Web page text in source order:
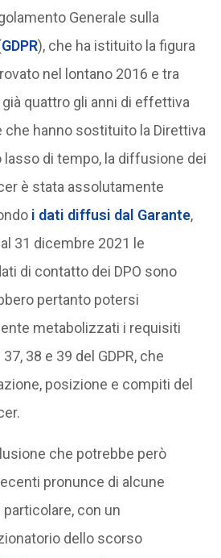
Generale sulla
GDPR), che ha istituito la figura
nel lontano 2016 e tra
quattro gli anni di effettiva
che hanno sostituito la Direttiva
di tempo, la diffusione dei
è stata assolutamente
i dati diffusi dal Garante,
31 dicembre 2021 le
di contatto dei DPO sono
pertanto potersi
metabolizzati i requisiti
38 e 39 del GDPR, che
posizione e compiti del
che potrebbe però
pronunce di alcune
con un
dello scorso